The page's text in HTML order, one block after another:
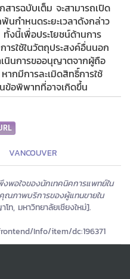
สารฉบับเต็ม จะสามารถเปิด
นกำหนดระยะเวลาดังกล่าว
งนี้เพื่อประโยชน์ด้านการ
รใช้ในวัตถุประสงค์อื่นนอก
เนินการขออนุญาตจากผู้ถือ
กมีการละเมิดสิทธิ์การใช้
ข้อพิพาทที่อาจเกิดขึ้น
VANCOUVER
งพอใจของนักเทคนิคการแพทย์ใน
ณภาพบริการของผู้แทนขายใน
ท, มหาวิทยาลัยเชียงใหม่].
Info/item/dc:196371